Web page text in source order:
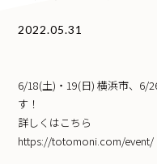
2022.05.31
6/18(土)・19(日) 横浜市、6/
す！
詳しくはこちら
https://totomoni.com/event/